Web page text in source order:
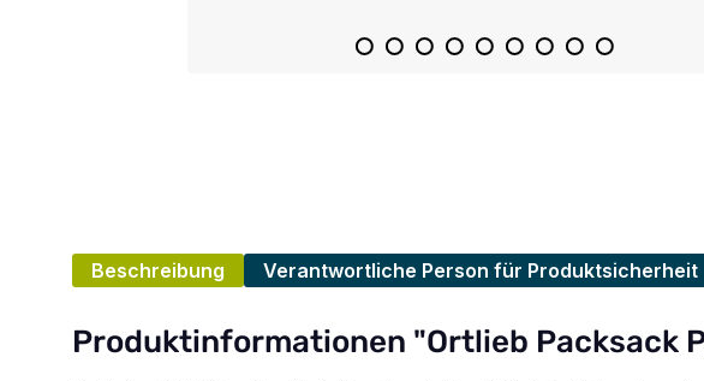
Beschreibung Verantwortliche Person für Produktsicherheit
Produktinformationen "Ortlieb Packsack